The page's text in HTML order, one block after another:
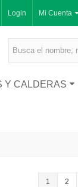
Mi Cuenta
Login
Y CALDERAS
1 2